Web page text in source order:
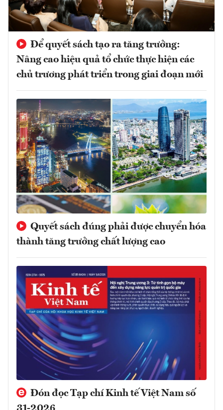
Để quyết sách tạo ra tăng trưởng:
Nâng cao hiệu quả tổ chức thực hiện các
chủ trương phát triển trong giai đoạn mới
Quyết sách đúng phải được chuyển hóa
thành tăng trưởng chất lượng cao
Đón đọc Tạp chí Kinh tế Việt Nam số